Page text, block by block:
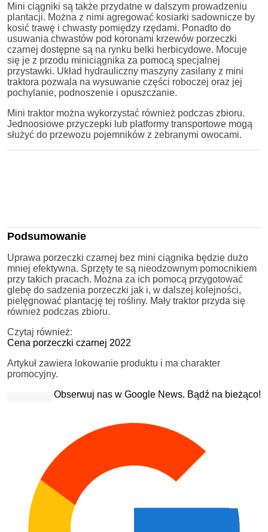
Mini ciągniki są także przydatne w dalszym prowadzeniu
plantacji. Można z nimi agregować kosiarki sadownicze by
kosić trawę i chwasty pomiędzy rzędami. Ponadto do
usuwania chwastów pod koronami krzewów porzeczki
czarnej dostępne są na rynku belki herbicydowe. Mocuje
się je z przodu miniciągnika za pomocą specjalnej
przystawki. Układ hydrauliczny maszyny zasilany z mini
traktora pozwala na wysuwanie części roboczej oraz jej
pochylanie, podnoszenie i opuszczanie.
Mini traktor można wykorzystać również podczas zbioru.
Jednoosiowe przyczepki lub platformy transportowe mogą
służyć do przewozu pojemników z zebranymi owocami.
Podsumowanie
Uprawa porzeczki czarnej bez mini ciągnika będzie dużo
mniej efektywna. Sprzęty te są nieodzownym pomocnikiem
przy takich pracach. Można za ich pomocą przygotować
glebę do sadzenia porzeczki jak i, w dalszej kolejności,
pielęgnować plantację tej rośliny. Mały traktor przyda się
również podczas zbioru.
Czytaj również:
Cena porzeczki czarnej 2022
Artykuł zawiera lokowanie produktu i ma charakter
promocyjny.
Obserwuj nas w Google News. Bądź na bieżąco!